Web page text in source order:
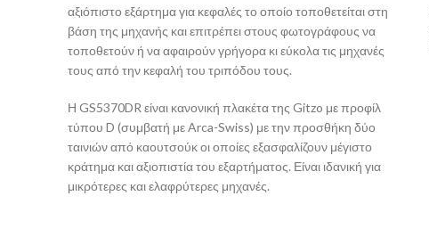
αξιόπιστο εξάρτημα για κεφαλές το οποίο τοποθετείται στη
βάση της μηχανής και επιτρέπει στους φωτογράφους να
τοποθετούν ή να αφαιρούν γρήγορα κι εύκολα τις μηχανές
τους από την κεφαλή του τριπόδου τους.
Η GS5370DR είναι κανονική πλακέτα της Gitzo με προφίλ
τύπου D (συμβατή με Arca-Swiss) με την προσθήκη δύο
ταινιών από καουτσούκ οι οποίες εξασφαλίζουν μέγιστο
κράτημα και αξιοπιστία του εξαρτήματος. Είναι ιδανική για
μικρότερες και ελαφρύτερες μηχανές.